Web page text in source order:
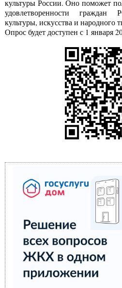
культуры России. Оно поможет
удовлетворенности граждан
культуры, искусства и народного
Опрос будет доступен с 1 января